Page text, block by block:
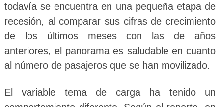
todavía se encuentra en una pequeña etapa de
recesión, al comparar sus cifras de crecimiento
de los últimos meses con las de años
anteriores, el panorama es saludable en cuanto
al número de pasajeros que se han movilizado.
El variable tema de carga ha tenido un